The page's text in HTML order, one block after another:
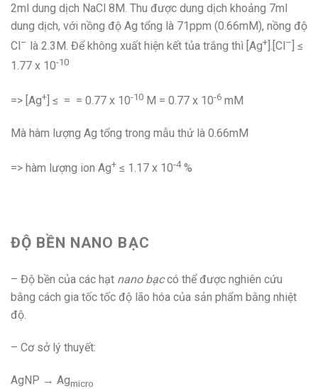
2ml dung dịch NaCl 8M. Thu được dung dịch khoảng 7ml
dung dịch, với nồng độ Ag tổng là 71ppm (0.66mM), nồng độ
Cl– là 2.3M. Để không xuất hiện kết tủa trắng thì [Ag+ ].[Cl– ] ≤
1.77 x 10-10
=> [Ag+ ] ≤ = = 0.77 x 10-10 M = 0.77 x 10-6 mM
Mà hàm lượng Ag tổng trong mẫu thử là 0.66mM
=> hàm lượng ion Ag+ ≤ 1.17 x 10-4%
ĐỘ BỀN NANO BẠC
– Độ bền của các hạt nano bạccó thể được nghiên cứu
bằng cách gia tốc tốc độ lão hóa của sản phẩm bằng nhiệt
độ.
– Cơ sở lý thuyết:
AgNP → Agmicro